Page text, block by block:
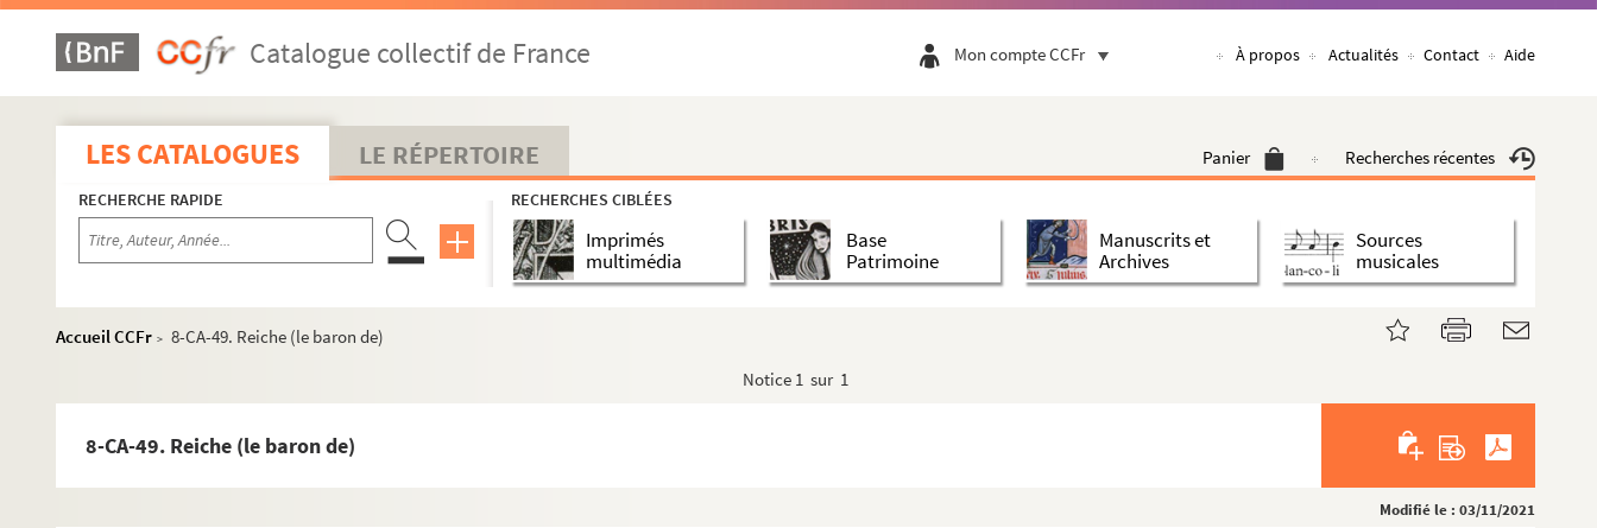
Catalogue collectif de France Mon compte CCFr À propos Actualités Contact Aide
LES CATALOGUES LE RÉPERTOIRE Panier Recherches récentes
RECHERCHE RAPIDE RECHERCHES CIBLÉES
Imprimés
multimédia
Base
Patrimoine
Manuscrits et
Archives
Sources
musicales
Accueil CCFr > 8-CA-49. Reiche (le baron de)
Notice 1 sur 1
8-CA-49. Reiche (le baron de)
Modifié le : 03/11/2021
8-CA-22. Gneisenau (le comte de), général prussien
8-CA-23. Golowkin (le comte Gabriel), homme d'État russe
8-CA-24. Haïti (deux lettres de deux commissaires d')
8-CA-25. Hawkesbury (le comte), ministre d'Angleterre
8-CA-26. Heideck (le baron d')
8-CA-27. Holland (Henri Fox, premier lord)
8-CA-28. Huskisson (William), homme d'État anglais
8-CA-32. Kosciuszko